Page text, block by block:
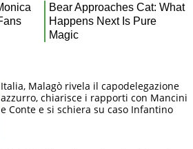
Italia, Malagò rivela il capodelegazione
azzurro, chiarisce i rapporti con Mancini
e Conte e si schiera su caso Infantino